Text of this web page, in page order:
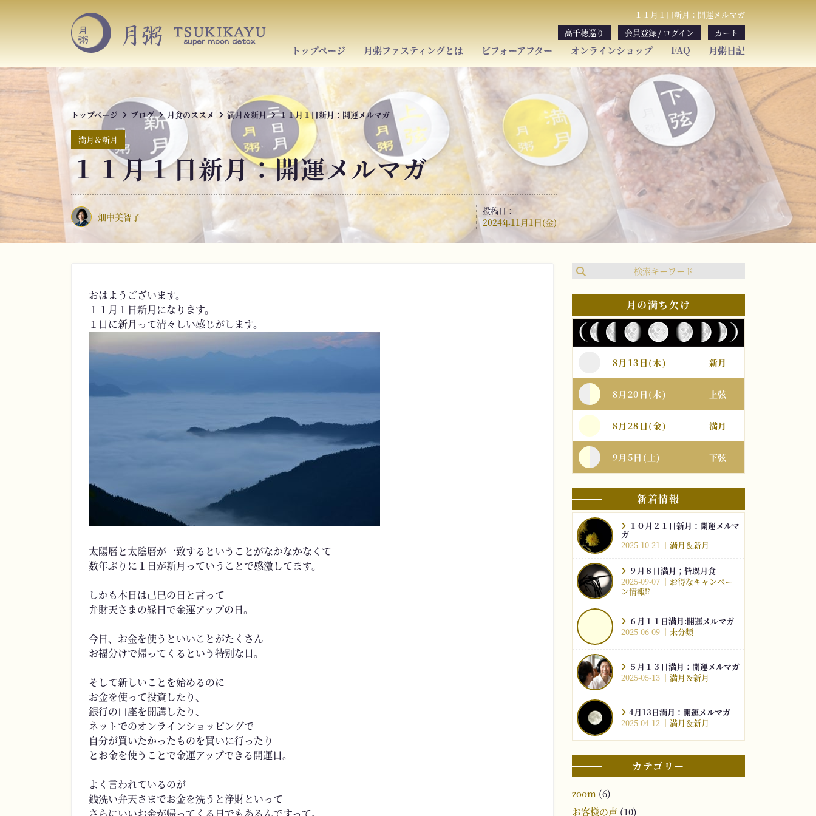
t
c
n
t
e
n
１１月１日新月：開運メルマガ
トップページ 月粥ファスティングとは ビフォーアフター オンラインショップ FAQ 月粥日記
高千穂巡り 会員登録 / ログイン カート
トップページ ブログ 月食のススメ 満月＆新月 １１月１日新月：開運メルマガ
満月＆新月
１１月１日新月：開運メルマガ
畑中美智子 投稿日：
2024年11月1日(金)
おはようございます。
１１月１日新月になります。
１日に新月って清々しい感じがします。
太陽暦と太陰暦が一致するということがなかなかなくて
数年ぶりに１日が新月っていうことで感激してます。
しかも本日は己巳の日と言って
弁財天さまの縁日で金運アップの日。
今日、お金を使うといいことがたくさん
お福分けで帰ってくるという特別な日。
そして新しいことを始めるのに
お金を使って投資したり、
銀行の口座を開講したり、
ネットでのオンラインショッピングで
自分が買いたかったものを買いに行ったり
とお金を使うことで金運アップできる開運日。
よく言われているのが
銭洗い弁天さまでお金を洗うと浄財といって
月の満ち欠け
8月13日(木) 新月
8月20日(木) 上弦
8月28日(金) 満月
9月5日(土) 下弦
新着情報
１０月２１日新月：開運メルマ
ガ
2025-10-21
満月＆新月
９月８日満月；皆既月食
2025-09-07
お得なキャンペー
ン情報⁉︎
６月１１日満月:開運メルマガ
2025-06-09
未分類
５月１３日満月：開運メルマガ
2025-05-13
満月＆新月
4月13日満月：開運メルマガ
2025-04-12
満月＆新月
カテゴリー
zoom (6)
お客様の声 (10)